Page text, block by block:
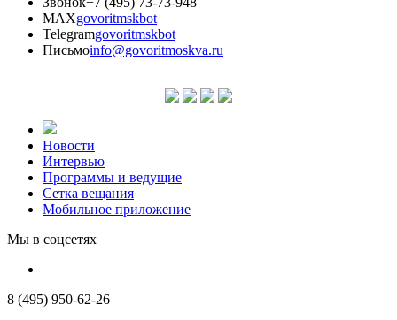
MAXgovoritmskbot
Telegramgovoritmskbot
Письмоinfo@govoritmoskva.ru
Новости
Интервью
Программы и ведущие
Сетка вещания
Мобильное приложение
Мы в соцсетях
8 (495) 950-62-26